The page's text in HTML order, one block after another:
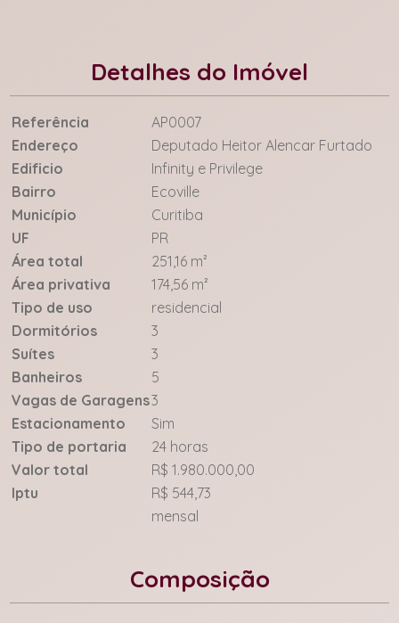
Detalhes do Imóvel
Referência
AP0007
Endereço
Deputado Heitor Alencar Furtado
Edificio
Infinity e Privilege
Bairro
Ecoville
Município
Curitiba
UF
PR
Área total
251,16 m²
Área privativa
174,56 m²
Tipo de uso
residencial
Dormitórios
3
Suítes
3
Banheiros
5
Vagas de Garagens3
Estacionamento
Sim
Tipo de portaria
24 horas
Valor total
R$ 1.980.000,00
Iptu
R$ 544,73
mensal
Composição